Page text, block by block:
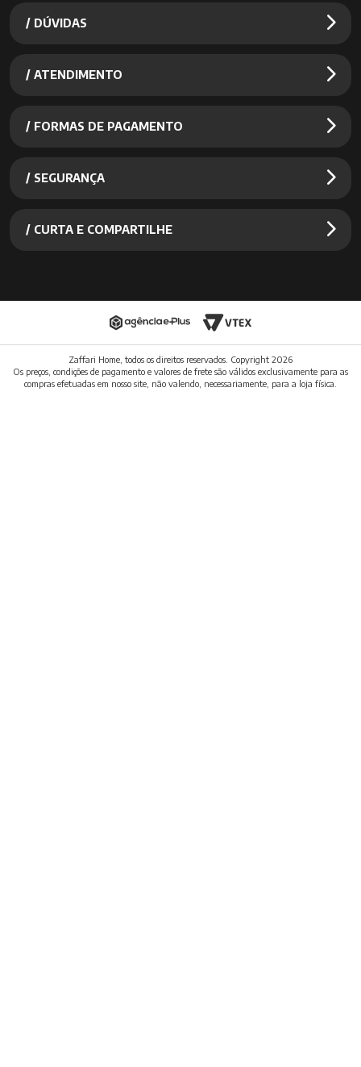
/ DÚVIDAS
/ ATENDIMENTO
/ FORMAS DE PAGAMENTO
/ SEGURANÇA
/ CURTA E COMPARTILHE
Zaffari Home, todos os direitos reservados. Copyright 2026
Os preços, condições de pagamento e valores de frete são válidos exclusivamente para as
compras efetuadas em nosso site, não valendo, necessariamente, para a loja física.